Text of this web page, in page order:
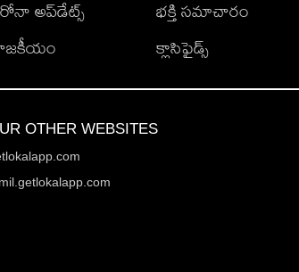
అప్‌డేట్స్
భక్తి సమాచారం
క్లాసిఫైడ్స్
OTHER WEBSITES